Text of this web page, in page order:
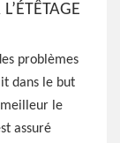
problèmes
dans le but
meilleur le
assuré